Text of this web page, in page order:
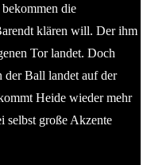
die
klären will. Der ihm
Tor landet. Doch
der Ball landet auf der
Heide wieder mehr
selbst große Akzente